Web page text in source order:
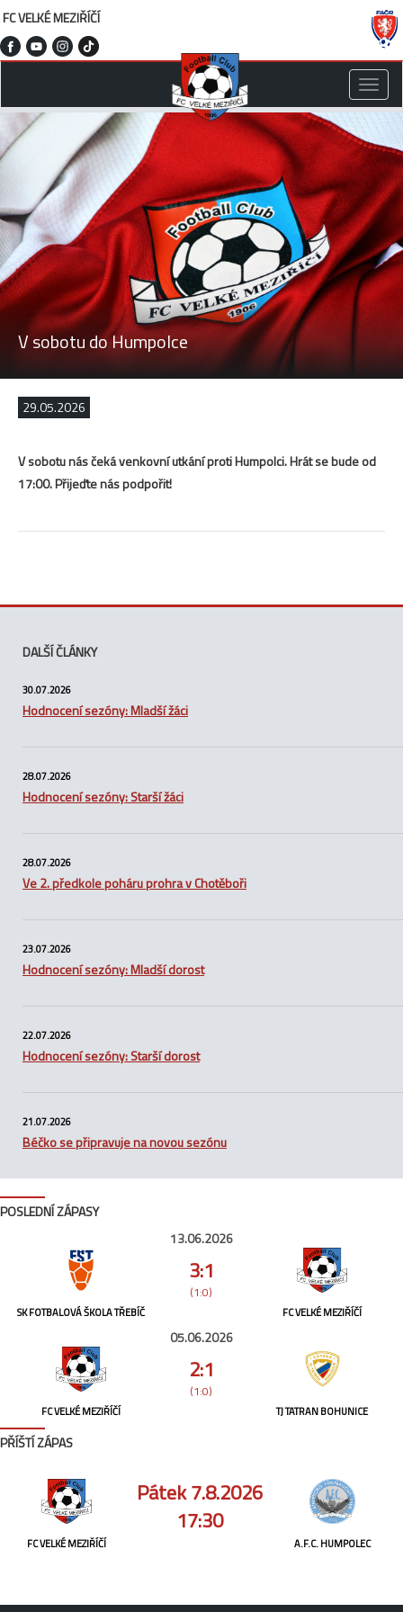
FC VELKÉ MEZIŘÍČÍ
Toggle
V sobotu do Humpolce
29.05.2026
V sobotu nás čeká venkovní utkání proti Humpolci. Hrát se bude od
17:00. Přijeďte nás podpořit!
DALŠÍ ČLÁNKY
30.07.2026
Hodnocení sezóny: Mladší žáci
28.07.2026
Hodnocení sezóny: Starší žáci
28.07.2026
Ve 2. předkole poháru prohra v Chotěboři
23.07.2026
Hodnocení sezóny: Mladší dorost
22.07.2026
Hodnocení sezóny: Starší dorost
21.07.2026
Béčko se připravuje na novou sezónu
POSLEDNÍ ZÁPASY
SK FOTBALOVÁ ŠKOLA TŘEBÍČ
13.06.2026
3:1
(1:0)
FC VELKÉ MEZIŘÍČÍ
FC VELKÉ MEZIŘÍČÍ
05.06.2026
2:1
(1:0)
TJ TATRAN BOHUNICE
PŘÍŠTÍ ZÁPAS
FC VELKÉ MEZIŘÍČÍ
Pátek 7.8.2026
17:30
A.F.C. HUMPOLEC